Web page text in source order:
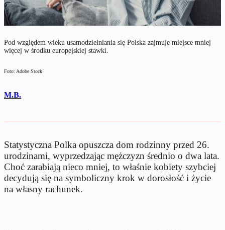
Pod względem wieku usamodzielniania się Polska zajmuje miejsce mniej
więcej w środku europejskiej stawki.
Foto: Adobe Stock
M.B.
Statystyczna Polka opuszcza dom rodzinny przed 26.
urodzinami, wyprzedzając mężczyzn średnio o dwa lata.
Choć zarabiają nieco mniej, to właśnie kobiety szybciej
decydują się na symboliczny krok w dorosłość i życie
na własny rachunek.